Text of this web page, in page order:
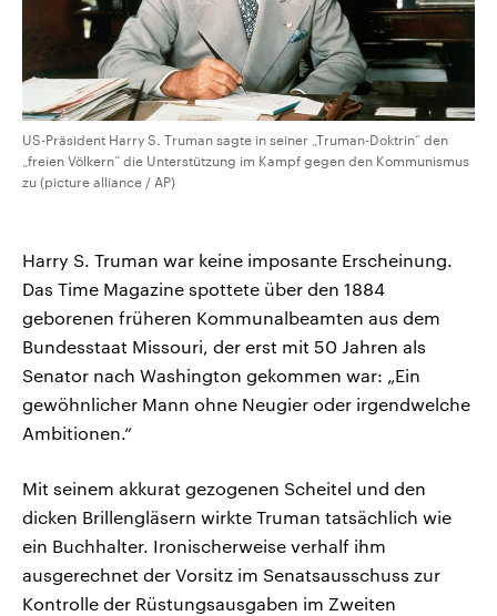
US-Präsident Harry S. Truman sagte in seiner „Truman-Doktrin“ den
„freien Völkern“ die Unterstützung im Kampf gegen den Kommunismus
zu (picture alliance / AP)
Harry S. Truman war keine imposante Erscheinung.
Das Time Magazine spottete über den 1884
geborenen früheren Kommunalbeamten aus dem
Bundesstaat Missouri, der erst mit 50 Jahren als
Senator nach Washington gekommen war: „Ein
gewöhnlicher Mann ohne Neugier oder irgendwelche
Ambitionen.“
Mit seinem akkurat gezogenen Scheitel und den
dicken Brillengläsern wirkte Truman tatsächlich wie
ein Buchhalter. Ironischerweise verhalf ihm
ausgerechnet der Vorsitz im Senatsausschuss zur
Kontrolle der Rüstungsausgaben im Zweiten